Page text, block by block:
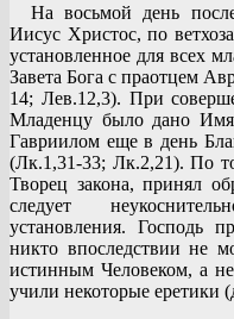
На восьмой день
Иисус Христос, по
установленное для всех
Завета Бога с праотцем
14; Лев.12,3). При
Младенцу было дано
Гавриилом еще в день
(Лк.1,31-33; Лк.2,21). По
Творец закона, принял
следует
установления. Господь
никто впоследствии не
истинным Человеком, а
учили некоторые еретики